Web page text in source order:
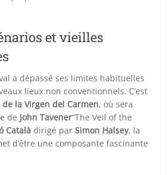
et vieilles
a dépassé ses limites habituelles
lieux non conventionnels. C’est
la Virgen del Carmen, où sera
de John Tavener“The Veil of the
Català dirigé parSimon Halsey, la
d’être une composante fascinante